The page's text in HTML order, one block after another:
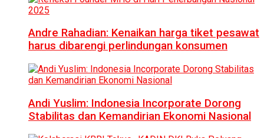
Andre Rahadian: Kenaikan harga tiket pesawat
harus dibarengi perlindungan konsumen
Andi Yuslim: Indonesia Incorporate Dorong
Stabilitas dan Kemandirian Ekonomi Nasional